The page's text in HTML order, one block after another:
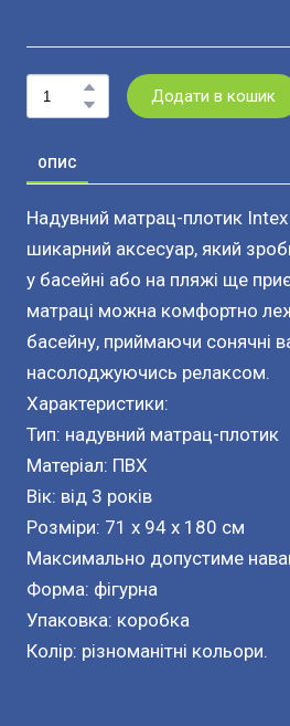
Додати в кошик
ОПИС
Надувний матрац-плотик
шикарний аксесуар, який
у басейні або на пляжі ще
матраці можна комфортно
басейну, приймаючи сонячні
насолоджуючись релаксом.
Характеристики:
Тип: надувний матрац-плотик
Матеріал: ПВХ
Вік: від 3 років
Розміри: 71 x 94 x 180 см
Максимально допустиме
Форма: фігурна
Упаковка: коробка
Колір: різноманітні кольори.